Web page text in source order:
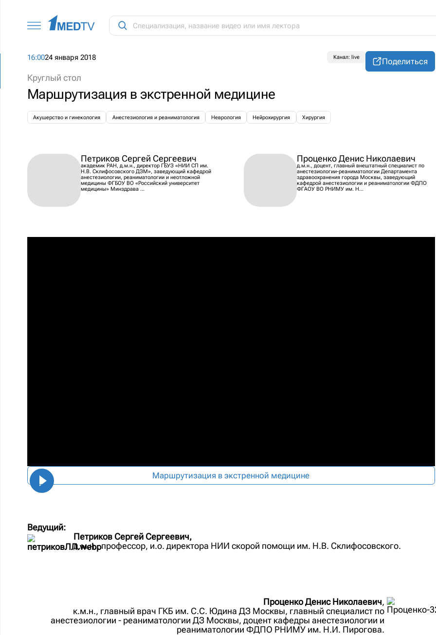
16:0024 января 2018 Канал: live
Круглый стол
Маршрутизация в экстренной медицине
Акушерство и гинекология Анестезиология и реаниматология Неврология Нейрохирургия Хирургия
Поделиться
Петриков Сергей Сергеевич
академик РАН, д.м.н., директор ГБУЗ «НИИ СП им.
Н.В. Склифосовского ДЗМ», заведующий кафедрой
анестезиологии, реаниматологии и неотложной
медицины ФГБОУ ВО «Российский университет
медицины» Минздрава ...
Проценко Денис Николаевич
д.м.н., доцент, главный внештатный специалист по
анестезиологии-реаниматологии Департамента
здравоохранения города Москвы, заведующий
кафедрой анестезиологии и реаниматологии ФДПО
ФГАОУ ВО РНИМУ им. Н...
Маршрутизация в экстренной медицине
Ведущий:
Петриков Сергей Сергеевич,
д.м.н., профессор, и.о. директора НИИ скорой помощи им. Н.В. Склифосовского.
Проценко Денис Николаевич,
к.м.н., главный врач ГКБ им. С.С. Юдина ДЗ Москвы, главный специалист по
анестезиологии - реаниматологии ДЗ Москвы, доцент кафедры анестезиологии и
реаниматологии ФДПО РНИМУ им. Н.И. Пирогова.